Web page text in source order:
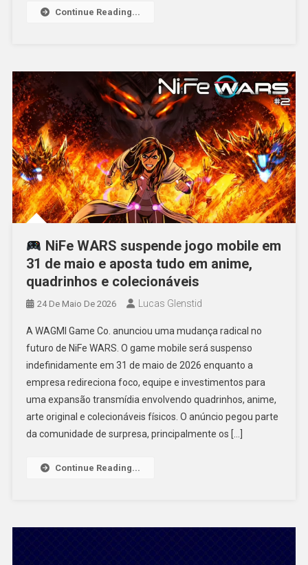
Continue Reading...
NiFe WARS suspende jogo mobile em
31 de maio e aposta tudo em anime,
quadrinhos e colecionáveis
24 De Maio De 2026 Lucas Glenstid
A WAGMI Game Co. anunciou uma mudança radical no
futuro de NiFe WARS. O game mobile será suspenso
indefinidamente em 31 de maio de 2026 enquanto a
empresa redireciona foco, equipe e investimentos para
uma expansão transmídia envolvendo quadrinhos, anime,
arte original e colecionáveis físicos. O anúncio pegou parte
da comunidade de surpresa, principalmente os […]
Continue Reading...